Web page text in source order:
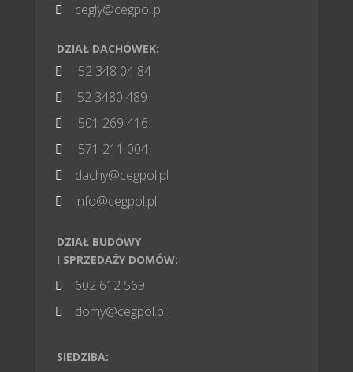
 cegly@cegpol.pl
DZIAŁ DACHÓWEK:
 52 348 04 84
 .52 3480 489
 501 269 416
 571 211 004
 dachy@cegpol.pl
 info@cegpol.pl
DZIAŁ BUDOWY
I SPRZEDAŻY DOMÓW:
 602 612 569
 domy@cegpol.pl
SIEDZIBA: